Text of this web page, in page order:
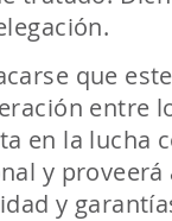
que
entre
en la lucha
y
y